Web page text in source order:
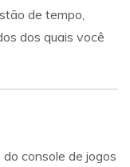
de tempo,
dos quais você
console de jogos